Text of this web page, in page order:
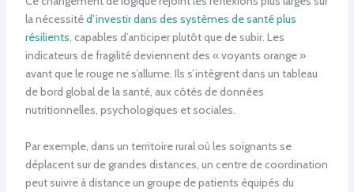
la nécessitéd’investir dans des systèmes de santé plus
résilients, capables d’anticiper plutôt que de subir. Les
indicateurs de fragilité deviennent des « voyants orange »
avant que le rouge ne s’allume. Ils s’intègrent dans un tableau
de bord global de la santé, aux côtés de données
nutritionnelles, psychologiques et sociales.
Par exemple, dans un territoire rural où les soignants se
déplacent sur de grandes distances, un centre de coordination
peut suivre à distance un groupe de patients équipés du